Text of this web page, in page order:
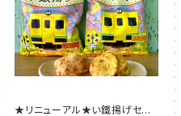
★リニューアル★い鐵揚げセット